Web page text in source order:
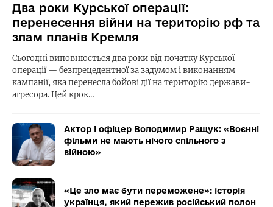
Два роки Курської операції:
перенесення війни на територію рф та
злам планів Кремля
Сьогодні виповнюється два роки від початку Курської
операції — безпрецедентної за задумом і виконанням
кампанії, яка перенесла бойові дії на територію держави-
агресора. Цей крок…
Актор і офіцер Володимир Ращук: «Воєнні
фільми не мають нічого спільного з
війною»
«Це зло має бути переможене»: історія
українця, який пережив російський полон